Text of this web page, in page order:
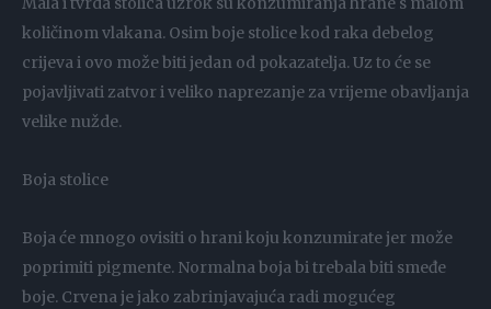
količinom vlakana. Osim boje stolice kod raka debelog
crijeva i ovo može biti jedan od pokazatelja. Uz to će se
pojavljivati zatvor i veliko naprezanje za vrijeme obavljanja
velike nužde.
Boja stolice
Boja će mnogo ovisiti o hrani koju konzumirate jer može
poprimiti pigmente. Normalna boja bi trebala biti smeđe
boje. Crvena je jako zabrinjavajuća radi mogućeg